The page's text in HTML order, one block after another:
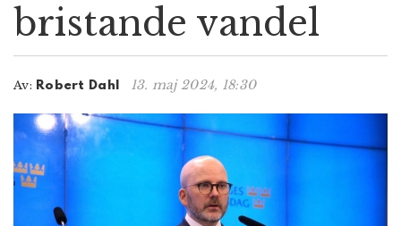
i
g
t
bristande vandel
Av: Robert Dahl 13. maj 2024, 18:30